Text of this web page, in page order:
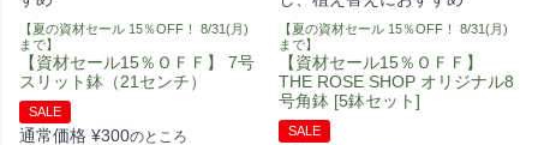
【夏の資材セール 15％OFF！ 8/31(月)
まで】
【資材セール15％ＯＦＦ】 7号
スリット鉢（21センチ）
SALE
通常価格 ¥300のところ
【夏の資材セール 15％OFF！ 8/31(月)
まで】
【資材セール15％ＯＦＦ】
THE ROSE SHOP オリジナル8
号角鉢 [5鉢セット]
SALE